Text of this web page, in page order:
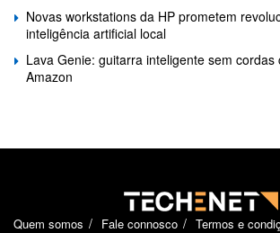
Novas workstations da HP prometem
inteligência artificial local
Lava Genie: guitarra inteligente sem cordas
Amazon
Quem somos Fale connosco Termos e